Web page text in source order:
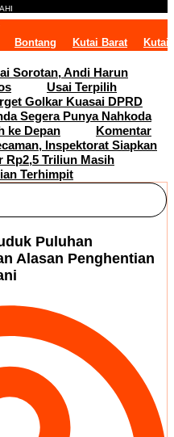
Bontang Kutai Barat Kutai
Sorotan, Andi Harun
Usai Terpilih
Golkar Kuasai DPRD
Segera Punya Nahkoda
ke Depan
Komentar
Inspektorat Siapkan
Rp2,5 Triliun Masih
Terhimpit
Puluhan
Alasan Penghentian